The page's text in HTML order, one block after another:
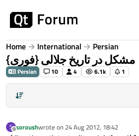
Home International Persian
‫مشکل در تاریخ جلالی {فوری}
Persian 10 4 6.1k 1
S
Offline
soroushwrote on 24 Aug 2012, 18:42
last edited by